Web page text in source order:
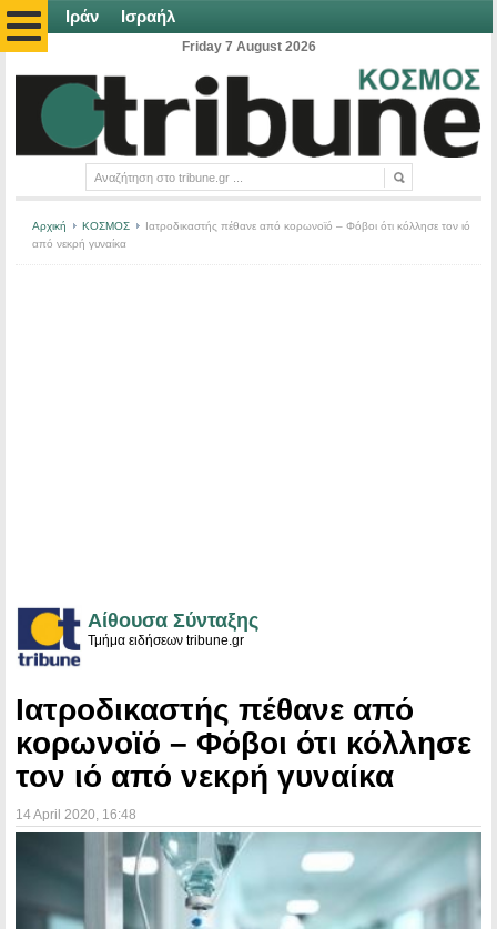
Ιράν Ισραήλ
Friday 7 August 2026
Αρχική ΚΟΣΜΟΣ
Ιατροδικαστής πέθανε από κορωνοϊό – Φόβοι ότι κόλλησε τον ιό
από νεκρή γυναίκα
Αίθουσα Σύνταξης
Τμήμα ειδήσεων tribune.gr
Ιατροδικαστής πέθανε από
κορωνοϊό – Φόβοι ότι κόλλησε
τον ιό από νεκρή γυναίκα
14 April 2020 , 16:48